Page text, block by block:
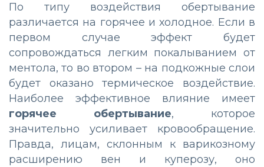
По типу воздействия обертывание
различается на горячее и холодное. Если в
первом случае эффект будет
сопровождаться легким покалыванием от
ментола, то во втором – на подкожные слои
будет оказано термическое воздействие.
Наиболее эффективное влияние имеет
горячее обертывание, которое
значительно усиливает кровообращение.
Правда, лицам, склонным к варикозному
расширению вен и куперозу, оно